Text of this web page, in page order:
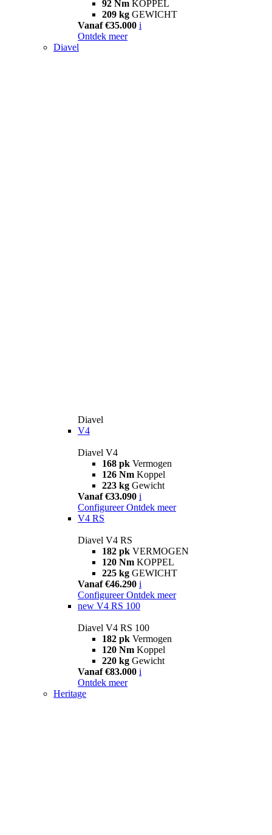
92 Nm KOPPEL
209 kg GEWICHT
Vanaf €35.000 i
Ontdek meer
Diavel
Diavel
V4
Diavel V4
168 pk Vermogen
126 Nm Koppel
223 kg Gewicht
Vanaf €33.090 i
Configureer Ontdek meer
V4 RS
Diavel V4 RS
182 pk VERMOGEN
120 Nm KOPPEL
225 kg GEWICHT
Vanaf €46.290 i
Configureer Ontdek meer
new V4 RS 100
Diavel V4 RS 100
182 pk Vermogen
120 Nm Koppel
220 kg Gewicht
Vanaf €83.000 i
Ontdek meer
Heritage